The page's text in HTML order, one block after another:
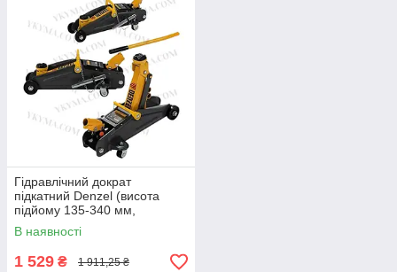
Гідравлічний дократ
підкатний Denzel (висота
підйому 135-340 мм,
вантажопідйомність 2000 кг)
В наявності
1 529 ₴ 1 911,25 ₴